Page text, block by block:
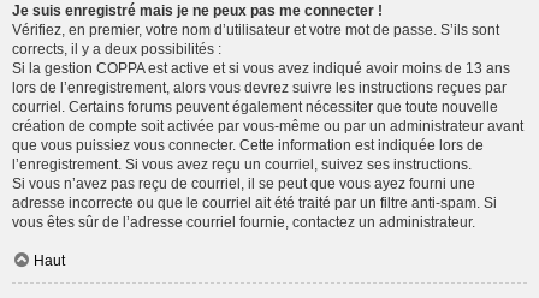
Je suis enregistré mais je ne peux pas me connecter !
Vérifiez, en premier, votre nom d’utilisateur et votre mot de passe. S’ils sont
corrects, il y a deux possibilités :
Si la gestion COPPA est active et si vous avez indiqué avoir moins de 13 ans
lors de l’enregistrement, alors vous devrez suivre les instructions reçues par
courriel. Certains forums peuvent également nécessiter que toute nouvelle
création de compte soit activée par vous-même ou par un administrateur avant
que vous puissiez vous connecter. Cette information est indiquée lors de
l’enregistrement. Si vous avez reçu un courriel, suivez ses instructions.
Si vous n’avez pas reçu de courriel, il se peut que vous ayez fourni une
adresse incorrecte ou que le courriel ait été traité par un filtre anti-spam. Si
vous êtes sûr de l’adresse courriel fournie, contactez un administrateur.
Haut